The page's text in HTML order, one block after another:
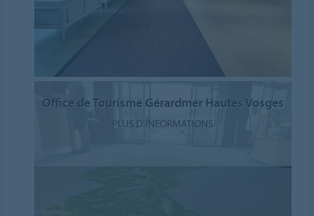
Office de Tourisme Gérardmer Hautes Vosges
PLUS D'INFORMATIONS